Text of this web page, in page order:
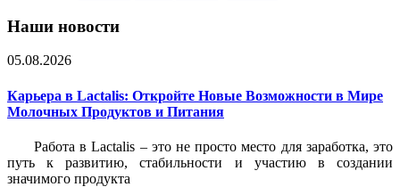
Наши новости
05.08.2026
Карьера в Lactalis: Откройте Новые Возможности в Мире
Молочных Продуктов и Питания
Работа в Lactalis – это не просто место для заработка, это
путь к развитию, стабильности и участию в создании
значимого продукта